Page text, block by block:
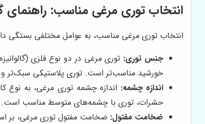
انتخاب توری مرغی مناسب: راهنمای
انتخاب توری مرغی مناسب، به عوامل مختلفی بستگی
جنس توری: توری مرغی در دو نوع فلزی
خورشید مناسب‌تر است. توری پلاستیکی سبک‌تر
اندازه چشمه: اندازه چشمه توری مرغی، به نوع
حشرات، توری با چشمه‌های متوسط مناسب است.
ضخامت مفتول: ضخامت مفتول توری مرغی، بر